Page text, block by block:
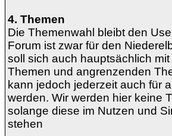
4. Themen
Die Themenwahl bleibt den
Forum ist zwar für den
soll sich auch hauptsächlich
Themen und angrenzenden
kann jedoch jederzeit auch für
werden. Wir werden hier keine
solange diese im Nutzen und
stehen